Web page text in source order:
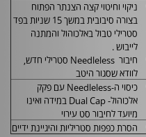
ניקוי וחיטוי קצה הצנתר הפתוח
בצורה סיבובית במשך 15 שניות בפד
סטרילי טבול באלכוהול והמתנה
לייבוש .
חיבור Needlelessסטרילי חדש,
לוודא שסגור היטב
כיסוי ה-Needlelessעם פקק
אלכוהול-Dual Capבמידה ואינו
מיועד לחיבור סט עירוי
הסרת כפפות סטריליות והיגיינת ידיים